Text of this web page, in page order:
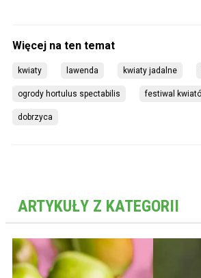
kwiaty lawenda kwiaty jadalne
ogrody hortulus spectabilis festiwal
dobrzyca
ARTYKUŁY Z KATEGORII